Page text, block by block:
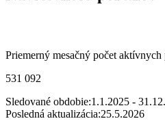
Priemerný mesačný počet
531 092
Sledované obdobie:1.1.2025 -
Posledná aktualizácia:25.5.2026